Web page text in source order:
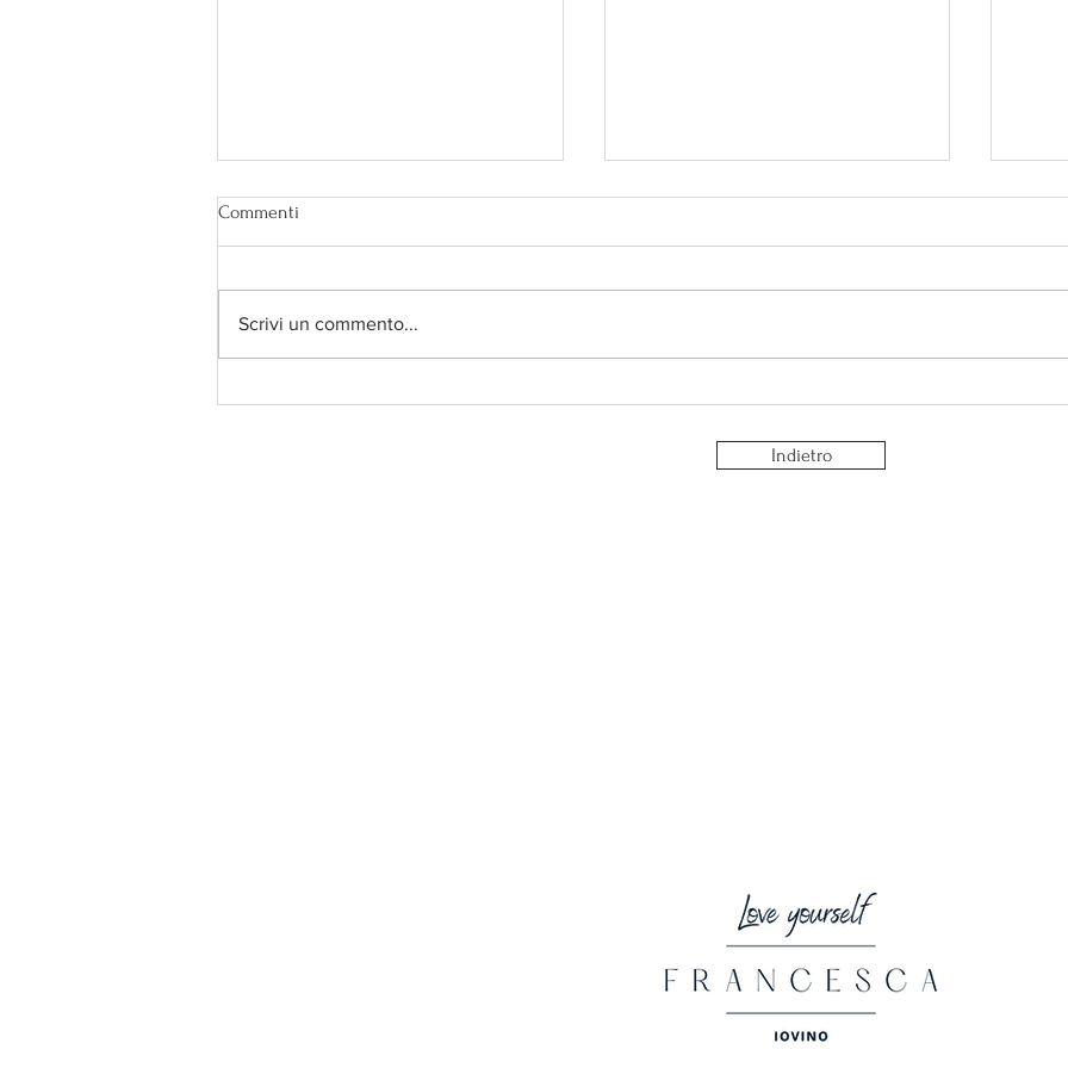
Perché serve tempo per te?
Commenti
Scrivi un commento...
Indietro